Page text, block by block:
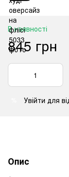
В наявності
845 грн
Увійти для
Опис